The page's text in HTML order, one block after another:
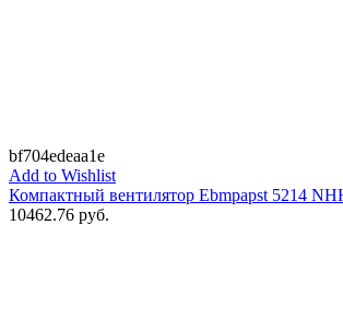
bf704edeaa1e
Add to Wishlist
Компактный вентилятор Ebmpapst 5214
10462.76 руб.